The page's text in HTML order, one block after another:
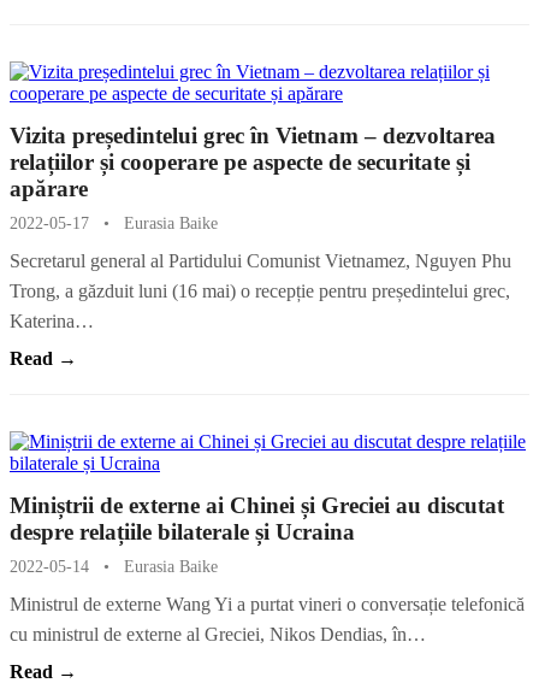
Vizita președintelui grec în Vietnam – dezvoltarea
relațiilor și cooperare pe aspecte de securitate și
apărare
2022-05-17 • Eurasia Baike
Secretarul general al Partidului Comunist Vietnamez, Nguyen Phu
Trong, a găzduit luni (16 mai) o recepție pentru președintelui grec,
Katerina…
Read →
Miniștrii de externe ai Chinei și Greciei au discutat
despre relațiile bilaterale și Ucraina
2022-05-14 • Eurasia Baike
Ministrul de externe Wang Yi a purtat vineri o conversație telefonică
cu ministrul de externe al Greciei, Nikos Dendias, în…
Read →